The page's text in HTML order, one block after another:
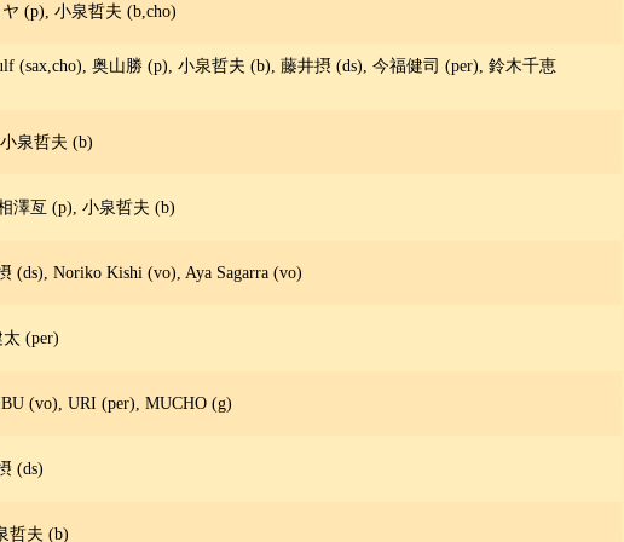
(p), 小泉哲夫 (b,cho)
(sax,cho), 奥山勝 (p), 小泉哲夫 (b), 藤井摂 (ds), 今福健司 (per), 鈴木千恵
泉哲夫 (b)
澤亙 (p), 小泉哲夫 (b)
Noriko Kishi (vo), Aya Sagarra (vo)
(per)
(vo), URI (per), MUCHO (g)
(ds)
哲夫 (b)